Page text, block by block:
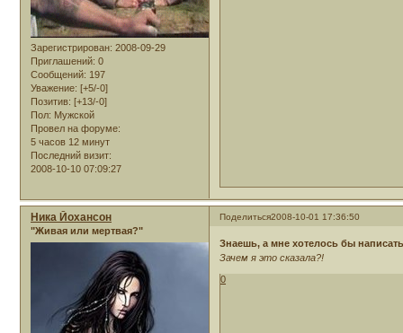
Зарегистрирован: 2008-09-29
Приглашений: 0
Сообщений: 197
Уважение: [+5/-0]
Позитив: [+13/-0]
Пол: Мужской
Провел на форуме:
5 часов 12 минут
Последний визит:
2008-10-10 07:09:27
Поделиться2008-10-01 17:36:50
Ника Йохансон
"Живая или мертвая?"
Знаешь, а мне хотелось бы
Зачем я это сказала?!
0